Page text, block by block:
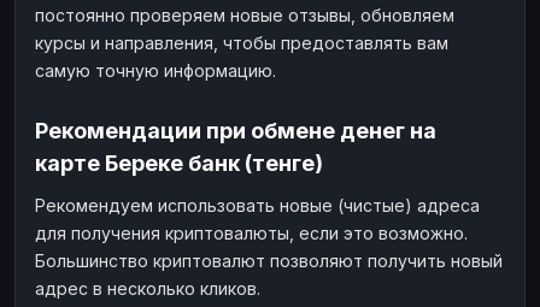
постоянно проверяем новые отзывы, обновляем
курсы и направления, чтобы предоставлять вам
самую точную информацию.
Рекомендации при обмене денег на
карте Береке банк (тенге)
Рекомендуем использовать новые (чистые) адреса
для получения криптовалюты, если это возможно.
Большинство криптовалют позволяют получить новый
адрес в несколько кликов.